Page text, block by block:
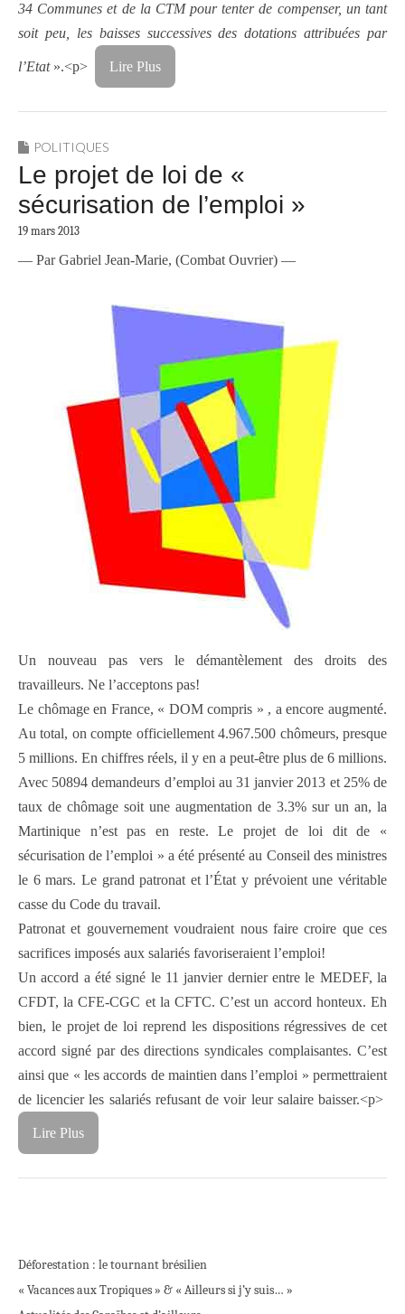
34 Communes et de la CTM pour tenter de compenser, un tant
soit peu, les baisses successives des dotations attribuées par
l’Etat».<p> Lire Plus
POLITIQUES
Le projet de loi de «
sécurisation de l’emploi »
19 mars 2013
— Par Gabriel Jean-Marie, (Combat Ouvrier) —
Un nouveau pas vers le démantèlement des droits des
travailleurs. Ne l’acceptons pas!
Le chômage en France, « DOM compris » , a encore augmenté.
Au total, on compte officiellement 4.967.500 chômeurs, presque
5 millions. En chiffres réels, il y en a peut-être plus de 6 millions.
Avec 50894 demandeurs d’emploi au 31 janvier 2013 et 25% de
taux de chômage soit une augmentation de 3.3% sur un an, la
Martinique n’est pas en reste. Le projet de loi dit de «
sécurisation de l’emploi » a été présenté au Conseil des ministres
le 6 mars. Le grand patronat et l’État y prévoient une véritable
casse du Code du travail.
Patronat et gouvernement voudraient nous faire croire que ces
sacrifices imposés aux salariés favoriseraient l’emploi!
Un accord a été signé le 11 janvier dernier entre le MEDEF, la
CFDT, la CFE-CGC et la CFTC. C’est un accord honteux. Eh
bien, le projet de loi reprend les dispositions régressives de cet
accord signé par des directions syndicales complaisantes. C’est
ainsi que « les accords de maintien dans l’emploi » permettraient
de licencier les salariés refusant de voir leur salaire baisser.<p>
Lire Plus
Déforestation : le tournant brésilien
« Vacances aux Tropiques » & « Ailleurs si j’y suis… »